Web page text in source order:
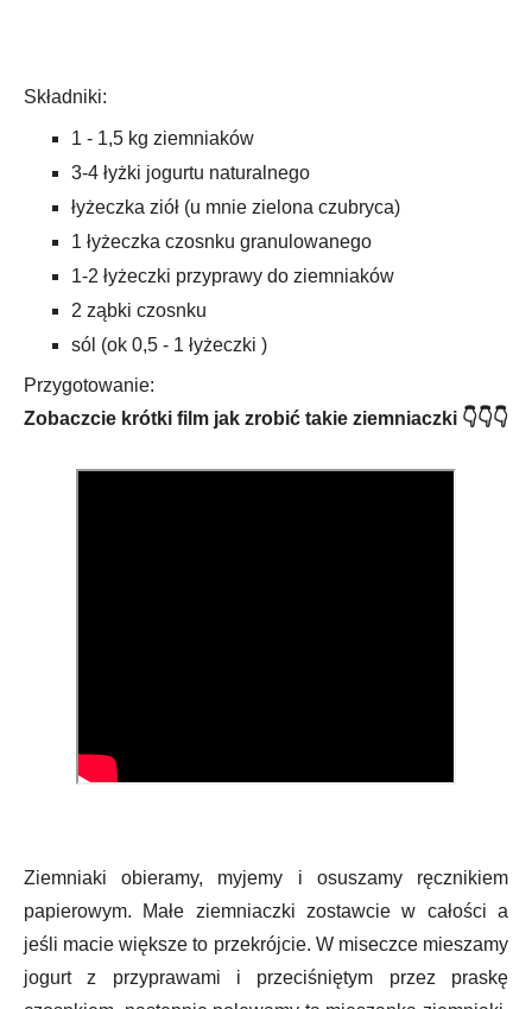
Składniki:
1 - 1,5 kg ziemniaków
3-4 łyżki jogurtu naturalnego
łyżeczka ziół (u mnie zielona czubryca)
1 łyżeczka czosnku granulowanego
1-2 łyżeczki przyprawy do ziemniaków
2 ząbki czosnku
sól (ok 0,5 - 1 łyżeczki )
Przygotowanie:
Zobaczcie krótki film jak zrobić takie ziemniaczki 👇👇👇
Ziemniaki obieramy, myjemy i osuszamy ręcznikiem
papierowym. Małe ziemniaczki zostawcie w całości a
jeśli macie większe to przekrójcie. W miseczce mieszamy
jogurt z przyprawami i przeciśniętym przez praskę